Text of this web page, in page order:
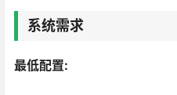
系统需求
最低配置: